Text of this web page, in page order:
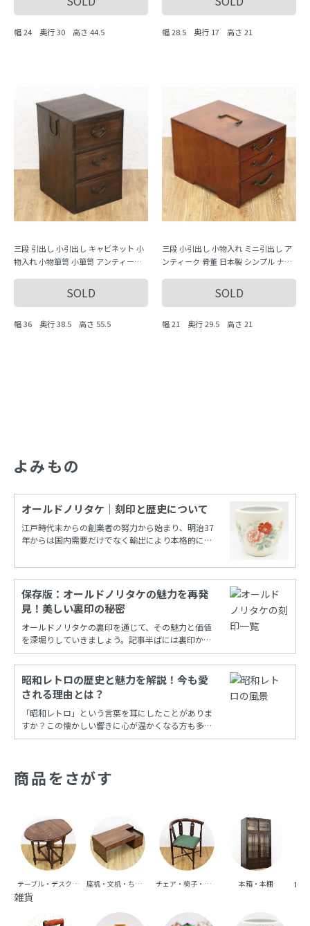
幅 24 奥行 30 高さ 44.5 幅 28.5 奥行 17 高さ 21
三段 引出し 小引出し キャビネット 小
物入れ 小物箪笥 小箪笥 アンティーク
SOLD
幅 36 奥行 38.5 高さ 55.5
三段 小引出し 小物入れ ミニ引出し ア
ンティーク 骨董 日本製 シンプル ナチ
SOLD
幅 21 奥行 29.5 高さ 21
よみもの
オールドノリタケ｜刻印と歴史について
江戸時代末からの創業者の努力から始まり、明治37
年からは国内需要だけでなく輸出により本格的に栄
保存版：オールドノリタケの魅力を再発
見！美しい裏印の秘密
オールドノリタケの裏印を通じて、その魅力と価値
を深堀りしていきましょう。記事半ばには裏印から
年代を調べることができる保存版一覧もあります！
昭和レトロの歴史と魅力を解説！今も愛
される理由とは？
「昭和レトロ」という言葉を耳にしたことがありま
すか？この懐かしい響きに心が温かくなる方も多い
でしょう。昭和時代の風情を再現し、今も多くの
す。
商品をさがす
テーブル・デスク・机 座机・文机・ちゃぶ台 チェア・椅子・ベンチ・ソファ 本箱・本棚 食器
雑貨